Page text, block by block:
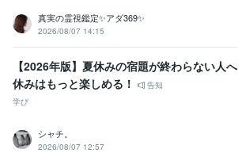
真実の霊視鑑定✨アダ369✨
2026/08/07 14:15
【2026年版】夏休みの宿題が終わらない人
休みはもっと楽しめる！
告知
学び
シャチ。
2026/08/07 12:57